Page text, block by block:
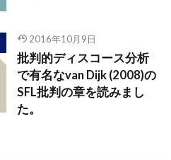
2016年10月9日
批判的ディスコース分析
で有名なvan Dijk (2008)の
SFL批判の章を読みまし
た。